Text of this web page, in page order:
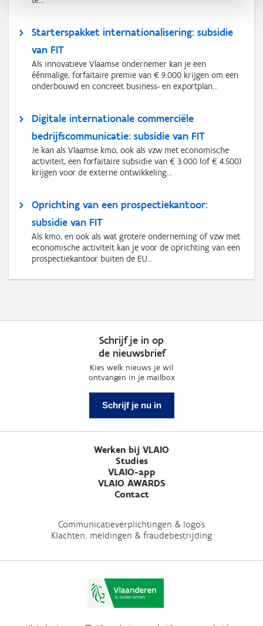
Starterspakket internationalisering: subsidie
van FIT
Als innovatieve Vlaamse ondernemer kan je een
éénmalige, forfaitaire premie van € 9.000 krijgen om een
onderbouwd en concreet business- en exportplan...
Digitale internationale commerciële
bedrijfscommunicatie: subsidie van FIT
Je kan als Vlaamse kmo, ook als vzw met economische
activiteit, een forfaitaire subsidie van € 3.000 (of € 4.500)
krijgen voor de externe ontwikkeling...
Oprichting van een prospectiekantoor:
subsidie van FIT
Als kmo, en ook als wat grotere onderneming of vzw met
economische activiteit kan je voor de oprichting van een
prospectiekantoor buiten de EU...
Schrijf je in op
de nieuwsbrief
Kies welk nieuws je wil
ontvangen in je mailbox
Schrijf je nu in
Werken bij VLAIO
Studies
VLAIO-app
VLAIO AWARDS
Contact
Communicatieverplichtingen & logo's
Klachten, meldingen & fraudebestrijding